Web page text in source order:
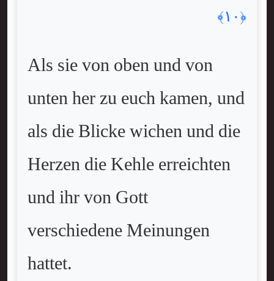
﴿١٠﴾
Als sie von oben und von
unten her zu euch kamen, und
als die Blicke wichen und die
Herzen die Kehle erreichten
und ihr von Gott
verschiedene Meinungen
hattet.